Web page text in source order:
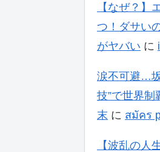
【なぜ？】
つ！ダサい
がヤバい に
涙不可避…
技”で世界
末 に สมัคร
【波乱の人